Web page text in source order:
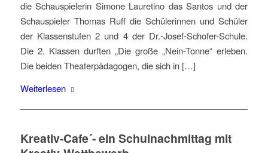
die Schauspielerin Simone Lauretino das Santos und der
Schauspieler Thomas Ruff die Schülerinnen und Schüler
der Klassenstufen 2 und 4 der Dr.-Josef-Schofer-Schule.
Die 2. Klassen durften „Die große „Nein-Tonne“ erleben.
Die beiden Theaterpädagogen, die sich in […]
Weiterlesen
Kreativ-Cafe´- ein Schulnachmittag mit